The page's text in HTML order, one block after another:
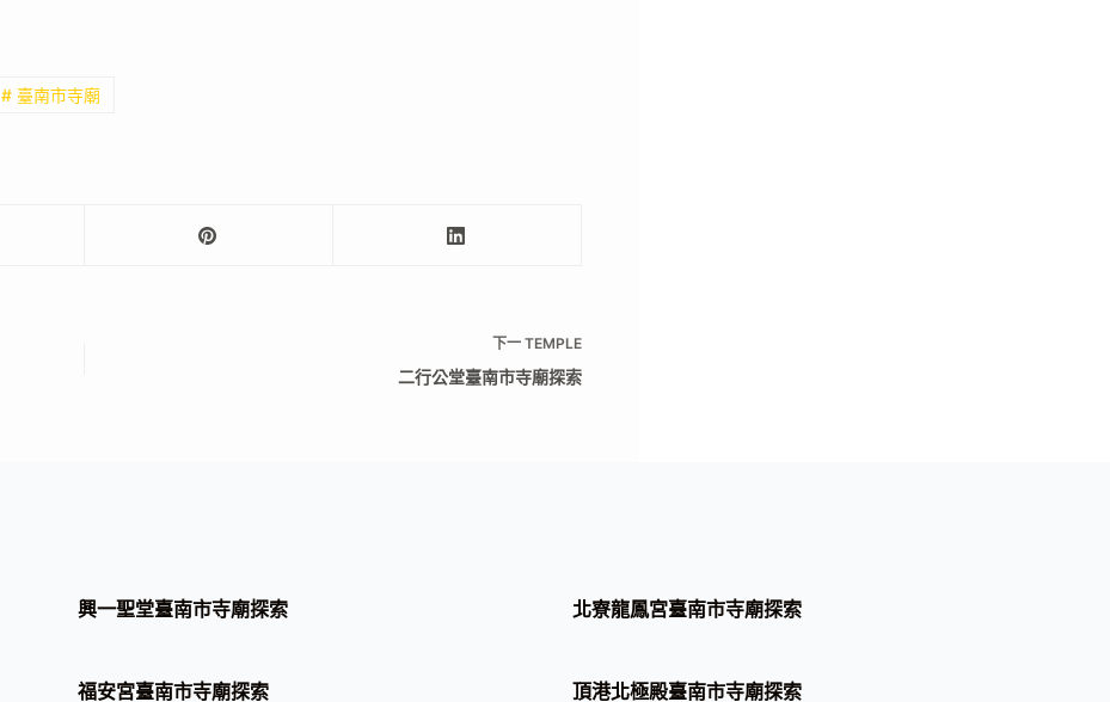
# 臺南市寺廟
下一 TEMPLE
二行公堂臺南市寺廟探索
興一聖堂臺南市寺廟探索 北寮龍鳳宮臺南市寺廟探索
福安宮臺南市寺廟探索 頂港北極殿臺南市寺廟探索